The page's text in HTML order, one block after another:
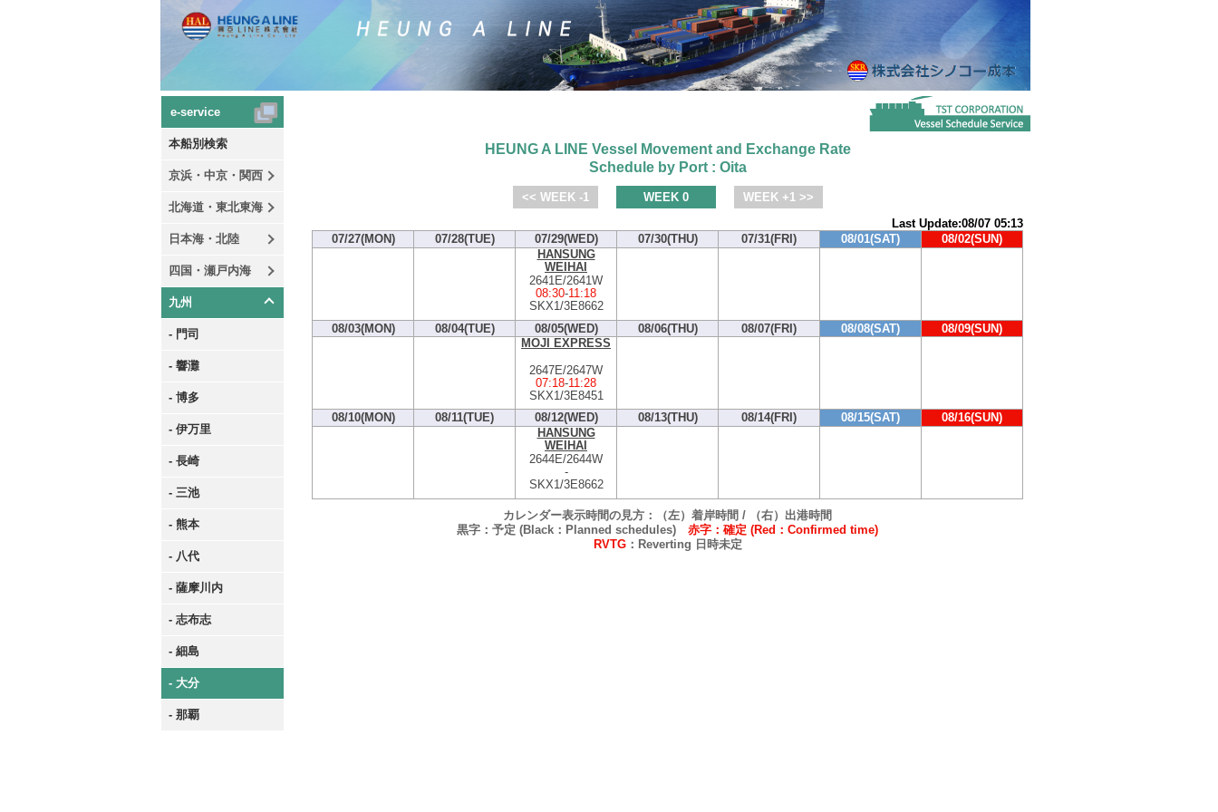
e-service
本船別検索
京浜・中京・関西
北海道・東北東海
日本海・北陸
四国・瀬戸内海
九州
- 門司
- 響灘
- 博多
- 伊万里
- 長崎
- 三池
- 熊本
- 八代
- 薩摩川内
- 志布志
- 細島
- 大分
- 那覇
HEUNG A LINE Vessel Movement and Exchange Rate
Schedule by Port : Oita
<< WEEK -1 WEEK 0
WEEK +1 >>
Last Update:08/07 05:13
07/27(MON)
07/28(TUE) 07/29(WED) 07/30(THU) 07/31(FRI) 08/01(SAT)
08/02(SUN)
HANSUNG
WEIHAI
2641E/2641W
08:30-11:18
SKX1/3E8662
08/03(MON)
08/04(TUE) 08/05(WED) 08/06(THU) 08/07(FRI) 08/08(SAT)
08/09(SUN)
MOJI EXPRESS
2647E/2647W
07:18-11:28
SKX1/3E8451
08/10(MON)
08/11(TUE) 08/12(WED) 08/13(THU) 08/14(FRI) 08/15(SAT)
08/16(SUN)
HANSUNG
WEIHAI
2644E/2644W
-
SKX1/3E8662
カレンダー表示時間の見方：（左）着岸時間 / （右）出港時間
黒字：予定 (Black：Planned schedules) 赤字：確定 (Red：Confirmed time)
RVTG：Reverting 日時未定